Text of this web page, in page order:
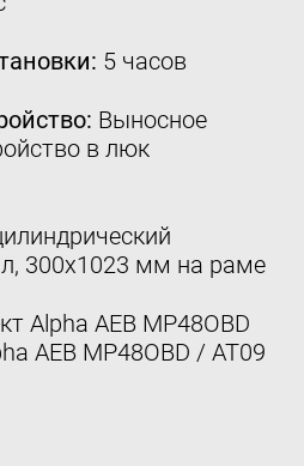
рассылку:
5 часов
Выносное
в люк
300х1023 мм на раме
Alpha AEB MP48OBD
AEB MP48OBD / AT09